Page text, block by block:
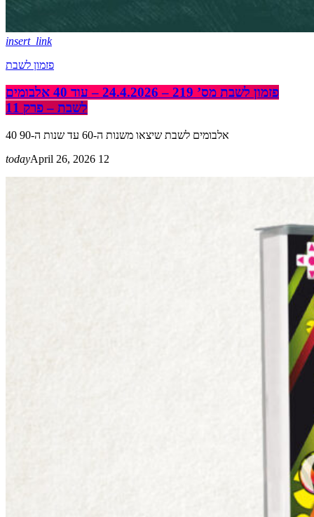
insert_link
פזמון לשבת
פזמון לשבת מס’ 219 – 24.4.2026 – עוד 40 אלבומים
לשבת – פרק 11
40 אלבומים לשבת שיצאו משנות ה-60 עד שנות ה-90
todayApril 26, 2026 12